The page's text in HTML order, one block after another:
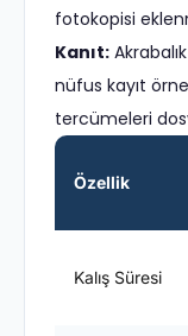
fotokopisi
Kanıt:
nüfus kayıt
tercümeleri
Özellik
Kalış Süresi